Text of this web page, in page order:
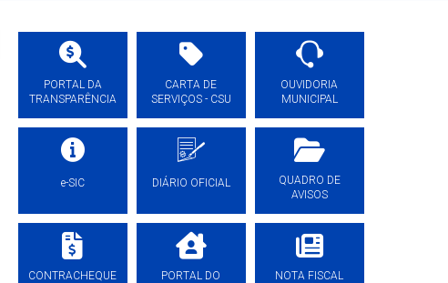
PORTAL DA
TRANSPARÊNCIA
CARTA DE
SERVIÇOS - CSU
OUVIDORIA
MUNICIPAL
e-SIC DIÁRIO OFICIAL
QUADRO DE
AVISOS
CONTRACHEQUE
PORTAL DO
NOTA FISCAL